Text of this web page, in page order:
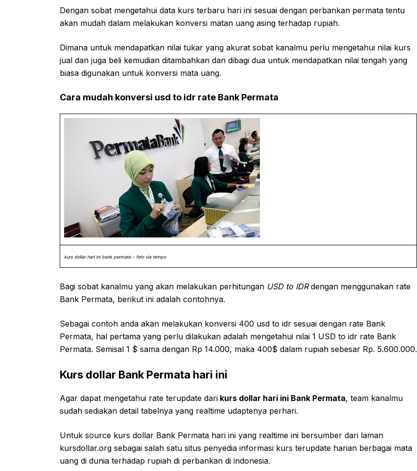
Dengan sobat mengetahui data kurs terbaru hari ini sesuai dengan perbankan permata tentu
akan mudah dalam melakukan konversi matan uang asing terhadap rupiah.
Dimana untuk mendapatkan nilai tukar yang akurat sobat kanalmu perlu mengetahui nilai kurs
jual dan juga beli kemudian ditambahkan dan dibagi dua untuk mendapatkan nilai tengah yang
biasa digunakan untuk konversi mata uang.
Cara mudah konversi usd to idr rate Bank Permata
kurs dollar hari ini bank permata – foto via tempo
Bagi sobat kanalmu yang akan melakukan perhitungan USD to IDRdengan menggunakan rate
Bank Permata, berikut ini adalah contohnya.
Sebagai contoh anda akan melakukan konversi 400 usd to idr sesuai dengan rate Bank
Permata, hal pertama yang perlu dilakukan adalah mengetahui nilai 1 USD to idr rate Bank
Permata. Semisal 1 $ sama dengan Rp 14.000, maka 400$ dalam rupiah sebesar Rp. 5.600.000.
Kurs dollar Bank Permata hari ini
Agar dapat mengetahui rate terupdate dari kurs dollar hari ini Bank Permata, team kanalmu
sudah sediakan detail tabelnya yang realtime udaptenya perhari.
Untuk source kurs dollar Bank Permata hari ini yang realtime ini bersumber dari laman
kursdollar.org sebagai salah satu situs penyedia informasi kurs terupdate harian berbagai mata
uang di dunia terhadap rupiah di perbankan di indonesia.